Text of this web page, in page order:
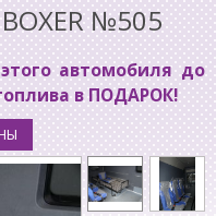
№505
автомобиля до
в ПОДАРОК!